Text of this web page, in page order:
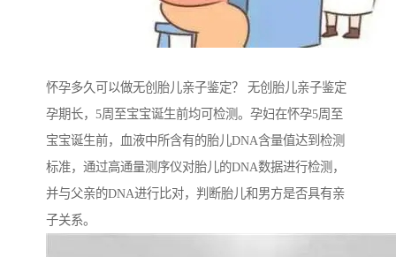
怀孕多久可以做无创胎儿亲子鉴定？ 无创胎儿亲子鉴定
孕期长，5周至宝宝诞生前均可检测。孕妇在怀孕5周至
宝宝诞生前，血液中所含有的胎儿DNA含量值达到检测
标准，通过高通量测序仪对胎儿的DNA数据进行检测，
并与父亲的DNA进行比对，判断胎儿和男方是否具有亲
子关系。